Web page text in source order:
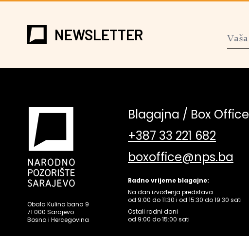
NEWSLETTER
Obala Kulina bana 9
71 000 Sarajevo
Bosna i Hercegovina
Blagajna / Box Office
+387 33 221 682
boxoffice@nps.ba
Radno vrijeme blagajne:
Na dan izvođenja predstava
od 9:00 do 11:30 i od 15:30 do 19:30 sati
Ostali radni dani
od 9:00 do 15:00 sati